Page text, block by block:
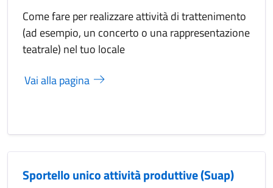
Come fare per realizzare attività di trattenimento
(ad esempio, un concerto o una rappresentazione
teatrale) nel tuo locale
Vai alla pagina
Sportello unico attività produttive (Suap)